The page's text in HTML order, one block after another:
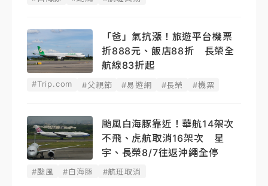
「爸」氣抗漲！旅遊平台機票
折888元、飯店88折 長榮全
航線83折起
#Trip.com #父親節 #易遊網 #長榮 #機票
颱風白海豚靠近！華航14架次
不飛、虎航取消16架次 星
宇、長榮8/7往返沖繩全停
#颱風 #白海豚 #航班取消